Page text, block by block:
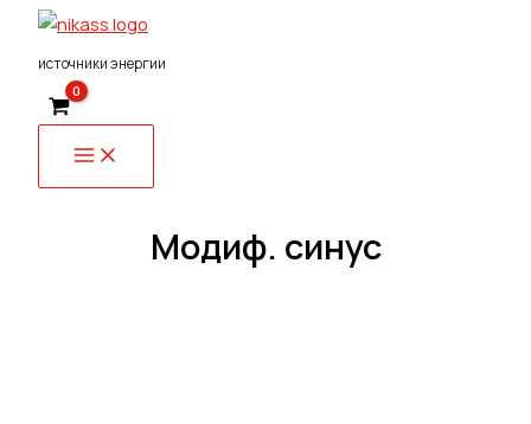
Перейти
содержимому
источники энергии
Модиф. синус